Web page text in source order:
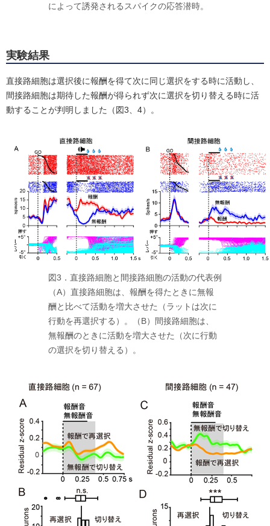
によって誘発されるスパイクの応答潜時。
実験結果
直接路細胞は選択後に報酬を得て次に同じ選択をする時に活動し、
間接路細胞は期待した報酬が得られず次に選択を切り替える時に活
動することが判明しました（図3、4）。
図3．直接路細胞と間接路細胞の活動の代表例
（A）直接路細胞は、報酬を得たときに無報
酬と比べて活動を増大させた（ラットは次に
行動を再選択する）。（B）間接路細胞は、
無報酬のときに活動を増大させた（次に行動
の選択を切り替える）。